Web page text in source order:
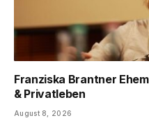
Franziska Brantner
& Privatleben
August 8, 2026